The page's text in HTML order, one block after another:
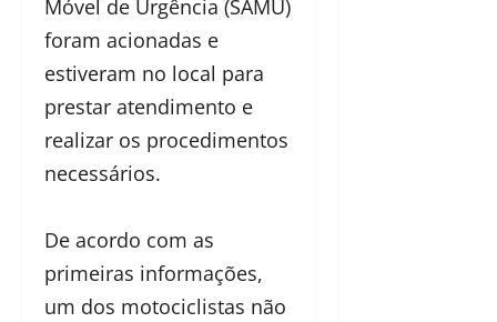
Móvel de Urgência (SAMU)
foram acionadas e
estiveram no local para
prestar atendimento e
realizar os procedimentos
necessários.
De acordo com as
primeiras informações,
um dos motociclistas não